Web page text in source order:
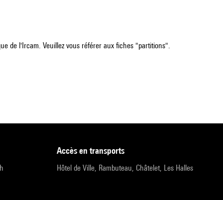
de l'Ircam. Veuillez vous référer aux fiches "partitions".
accès en transports
Hôtel de Ville, Rambuteau, Châtelet, Les Halles